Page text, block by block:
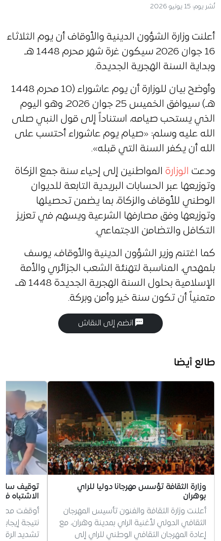
نُشر يوم: 15 يونيو 2026
أعلنت وزارة الشؤون الدينية والأوقاف أن يوم الثلاثاء
16 جوان 2026 سيكون غرة شهر محرم 1448 هـ
وبداية السنة الهجرية الجديدة.
وأوضح بيان للوزارة أن يوم عاشوراء (10 محرم 1448
هـ) سيوافق الخميس 25 جوان 2026، وهو اليوم
الذي يستحب صيامه، استناداً إلى قول النبي صلى
الله عليه وسلم: «صيام يوم عاشوراء أحتسب على
الله أن يكفر السنة التي قبله».
ودعت الوزارة المواطنين إلى إحياء سنة جمع الزكاة
وتوزيعها عبر الحسابات البريدية التابعة للديوان
الوطني للأوقاف والزكاة، بما يضمن تحصيلها
وتوزيعها وفق مصارفها الشرعية ويسهم في تعزيز
التكافل والتضامن الاجتماعي.
كما اغتنم وزير الشؤون الدينية والأوقاف، يوسف
بلمهدي، المناسبة لتهنئة الشعب الجزائري والأمة
الإسلامية بحلول السنة الهجرية الجديدة 1448 هـ،
متمنياً أن تكون سنة خير وأمن وبركة.
انضم إلى النقاش
طالع أيضا
وزارة الثقافة تؤسس مهرجانا دوليا للراي
بوهران
أعلنت وزارة الثقافة والفنون تأسيس المهرجان
الثقافي الدولي لأغنية الراي بمدينة وهران، مع
إعادة المهرجان الثقافي الوطني للراي إلى
توقيف
الاشتباه
أوقفت
نتيجة
تشديد